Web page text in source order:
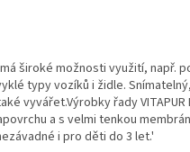
široké možnosti využití,
typy vozíků i židle.
vyvářet.Výrobky řady
a s velmi tenkou
i pro děti do 3 let.'